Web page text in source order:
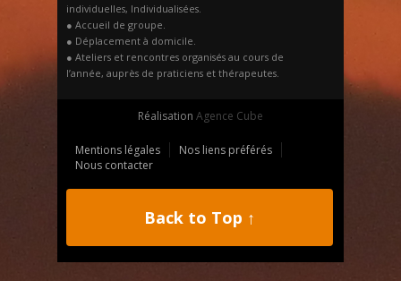
individuelles, Individualisées.
● Accueil de groupe.
● Déplacement à domicile.
● Ateliers et rencontres organisés au cours de
l’année, auprès de praticiens et thérapeutes.
Réalisation Agence Cube
Mentions légales
Nos liens préférés
Nous contacter
Back to Top ↑